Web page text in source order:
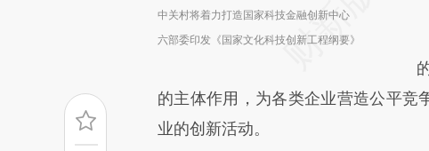
中关村将着力打造国家科技金融创新中心
六部委印发《国家文化科技创新工程纲要》
的主体作用，为各类企业营造公平竞
业的创新活动。